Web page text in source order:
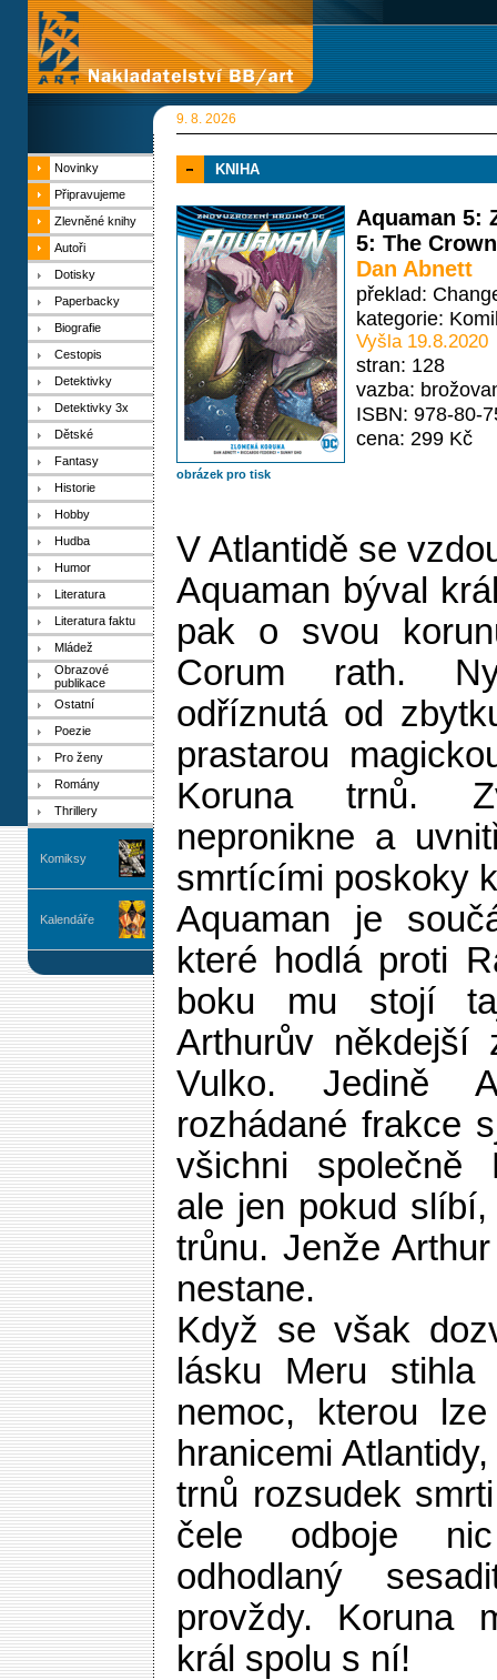
9. 8. 2026
Novinky
Připravujeme
Zlevněné knihy
Autoři
Dotisky
Paperbacky
Biografie
Cestopis
Detektivky
Detektivky 3x
Dětské
Fantasy
Historie
Hobby
Hudba
Humor
Literatura
Literatura faktu
Mládež
Obrazové
publikace
Ostatní
Poezie
Pro ženy
Romány
Thrillery
Komiksy
Kalendáře
KNIHA
obrázek pro tisk
Aquaman 5:
5: The
Dan Abnett
překlad:
kategorie:
Vyšla 19.8.2020
stran: 128
vazba:
ISBN: 978-80-
cena: 299 Kč
V Atlantidě se
Aquaman býval
pak o svou
Corum rath.
odříznutá od
prastarou
Koruna trnů.
nepronikne a
smrtícími poskoky
Aquaman je
které hodlá proti
boku mu stojí
Arthurův někdejší
Vulko. Jedině
rozhádané frakce
všichni společně
ale jen pokud
trůnu. Jenže
nestane.
Když se však
lásku Meru stihla
nemoc, kterou
hranicemi
trnů rozsudek
čele odboje
odhodlaný
provždy. Koruna
král spolu s ní!